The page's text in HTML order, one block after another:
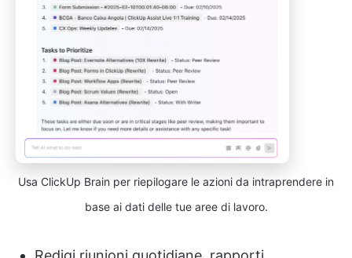
Usa ClickUp Brain per riepilogare le azioni da intraprendere in
base ai dati delle tue aree di lavoro.